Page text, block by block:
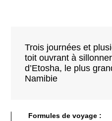
Trois journées et
toit ouvrant à
d’Etosha, le plus
Namibie
Formules de voyage :